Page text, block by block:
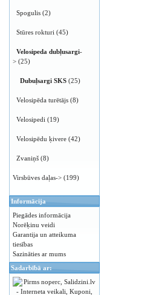
Spogulis (2)
Stūres rokturi (45)
Velosipeda dubļusargi-
> (25)
Dubuļsargi SKS (25)
Velosipēda turētājs (8)
Velosipedi (19)
Velosipēdu ķivere (42)
Zvaniņš (8)
Virsbūves daļas-> (199)
Informācija
Piegādes informācija
Norēķinu veidi
Garantija un atteikuma
tiesības
Sazināties ar mums
Sadarbībā ar: